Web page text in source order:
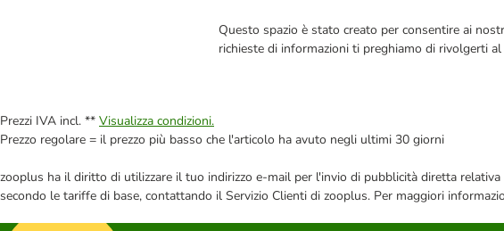
Questo spazio è stato creato per consentire ai
richieste di informazioni ti preghiamo di rivolgerti
Prezzi IVA incl. ** Visualizza condizioni.
Prezzo regolare = il prezzo più basso che l'articolo ha avuto negli ultimi 30 giorni
zooplus ha il diritto di utilizzare il tuo indirizzo e-mail per l'invio di pubblicità diretta
secondo le tariffe di base, contattando il Servizio Clienti di zooplus. Per maggiori